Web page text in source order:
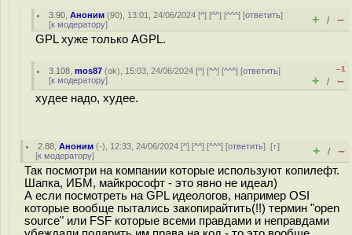
3.90 ,Аноним (90), 13:01, 24/06/2024 [^] [^^] [^^^] [ответить]
[к модератору] + / –
GPL хуже только AGPL.
3.108 ,mos87 (ok), 15:03, 24/06/2024 [^] [^^] [^^^] [ответить]
[к модератору]
–1
+ / –
худее надо, худее.
2.88 ,Аноним (-), 12:33, 24/06/2024 [^] [^^] [^^^] [ответить][↑]
[к модератору] + / –
Так посмотри на компании которые используют копилефт.
Шапка, ИБМ, майкрософт - это явно не идеал)
А если посмотреть на GPL идеологов, например OSI
которые вообще пытались закопирайтить(!!) термин "open
source" или FSF которые всеми правдами и неправдами